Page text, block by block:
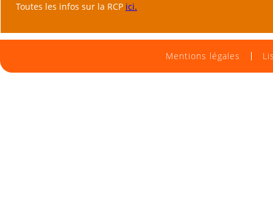
Toutes les infos sur la RCP ici.
Mentions légales